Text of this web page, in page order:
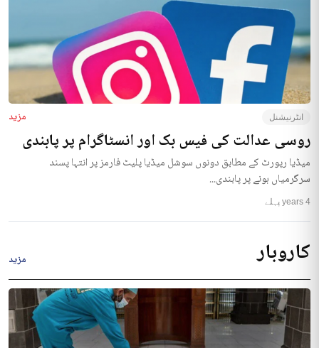
انٹرنیشنل مزید
روسی عدالت کی فیس بک اور انسٹاگرام پر پابندی
میڈیا رپورٹ کے مطابق دونوں سوشل میڈیا پلیٹ فارمز پر انتہا پسند
سرگرمیاں ہونے پر پابندی...
4 years پہلے
کاروبار مزید